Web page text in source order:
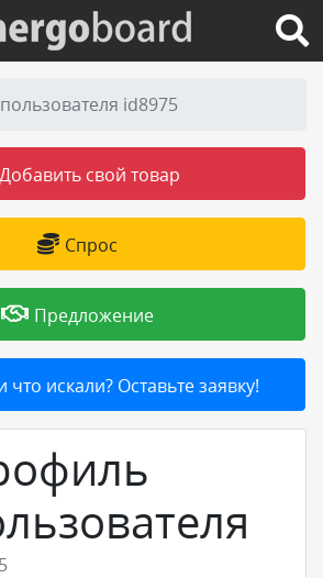
или услугу
id8975
Добавить свой товар
Спрос
Предложение
искали? Оставьте заявку!